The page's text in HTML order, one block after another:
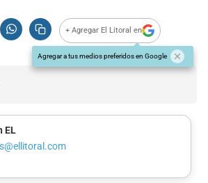
+ Agregar El Litoral en
Agregar a tus medios preferidos en Google
EL